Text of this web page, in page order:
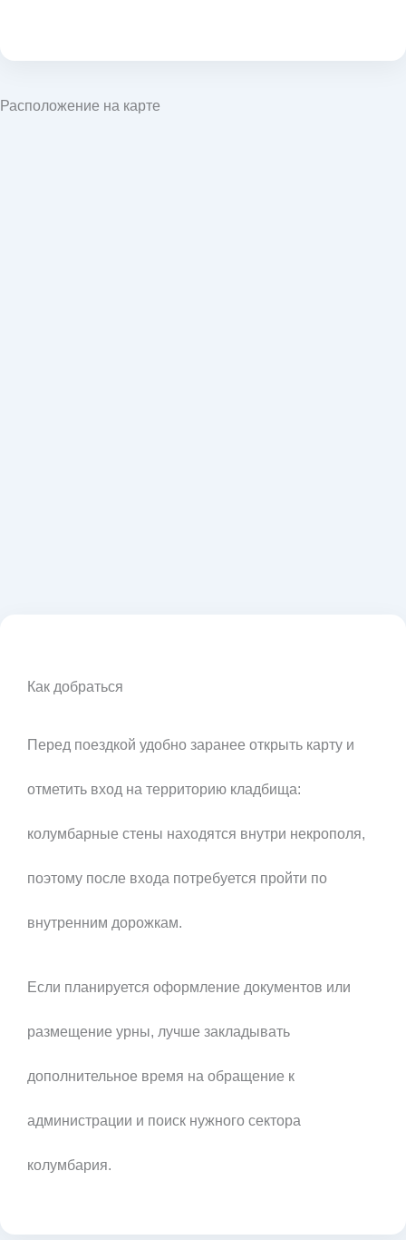
Расположение на карте
Как добраться
Перед поездкой удобно заранее открыть карту и
отметить вход на территорию кладбища:
колумбарные стены находятся внутри некрополя,
поэтому после входа потребуется пройти по
внутренним дорожкам.
Если планируется оформление документов или
размещение урны, лучше закладывать
дополнительное время на обращение к
администрации и поиск нужного сектора
колумбария.